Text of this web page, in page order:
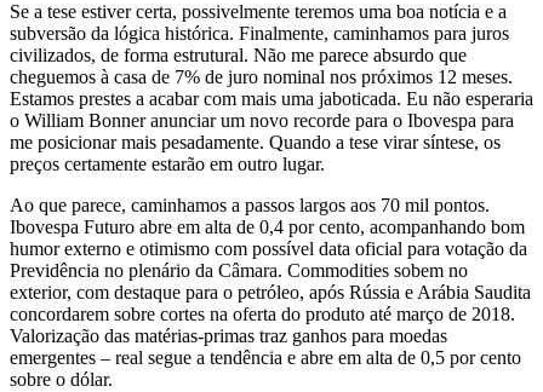
Se a tese estiver certa, possivelmente teremos uma boa notícia e a
subversão da lógica histórica. Finalmente, caminhamos para juros
civilizados, de forma estrutural. Não me parece absurdo que
cheguemos à casa de 7% de juro nominal nos próximos 12 meses.
Estamos prestes a acabar com mais uma jaboticada. Eu não esperaria
o William Bonner anunciar um novo recorde para o Ibovespa para
me posicionar mais pesadamente. Quando a tese virar síntese, os
preços certamente estarão em outro lugar.
Ao que parece, caminhamos a passos largos aos 70 mil pontos.
Ibovespa Futuro abre em alta de 0,4 por cento, acompanhando bom
humor externo e otimismo com possível data oficial para votação da
Previdência no plenário da Câmara. Commodities sobem no
exterior, com destaque para o petróleo, após Rússia e Arábia Saudita
concordarem sobre cortes na oferta do produto até março de 2018.
Valorização das matérias-primas traz ganhos para moedas
emergentes – real segue a tendência e abre em alta de 0,5 por cento
sobre o dólar.